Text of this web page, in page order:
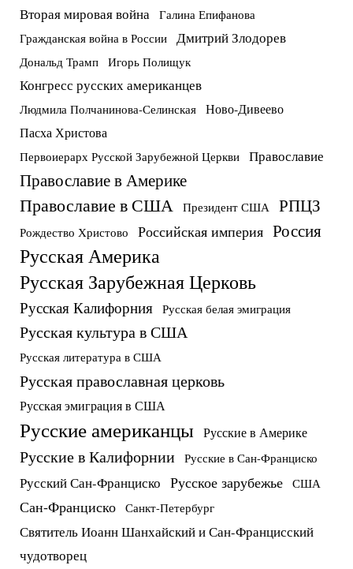
Вторая мировая война Галина Епифанова
Гражданская война в России Дмитрий Злодорев
Дональд Трамп Игорь Полищук
Конгресс русских американцев
Людмила Полчанинова-Селинская Ново-Дивеево
Пасха Христова
Первоиерарх Русской Зарубежной Церкви Православие
Православие в Америке
Православие в США Президент США РПЦЗ
Рождество Христово Российская империя Россия
Русская Америка
Русская Зарубежная Церковь
Русская Калифорния Русская белая эмиграция
Русская культура в США
Русская литература в США
Русская православная церковь
Русская эмиграция в США
Русские американцы Русские в Америке
Русские в Калифорнии Русские в Сан-Франциско
Русский Сан-Франциско Русское зарубежье США
Сан-Франциско Санкт-Петербург
Святитель Иоанн Шанхайский и Сан-Францисский
чудотворец